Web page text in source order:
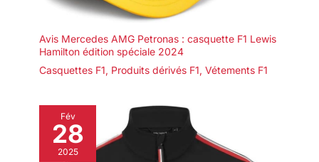
Avis Mercedes AMG Petronas : casquette F1 Lewis
Hamilton édition spéciale 2024
Casquettes F1, Produits dérivés F1, Vétements F1
Fév
28
2025